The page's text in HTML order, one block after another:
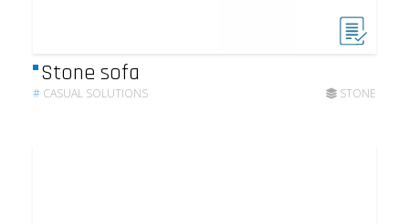
Stone sofa
# CASUAL SOLUTIONS STONE